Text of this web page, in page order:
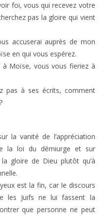
foi, vous qui recevez votre
pas la gloire qui vient
accuserai auprès de mon
en qui vous espérez.
Moïse, vous vous fieriez à
pas à ses écrits, comment
la vanité de l’appréciation
la loi du démiurge et sur
gloire de Dieu plutôt qu’à
est la fin, car le discours
les Juifs ne lui fassent la
que personne ne peut